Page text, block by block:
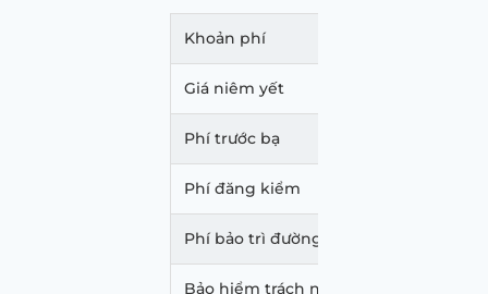
Khoản phí
Giá niêm yết
Phí trước bạ
Phí đăng kiểm
Phí bảo trì đường bộ
Bảo hiểm trách nhiệm dân sự